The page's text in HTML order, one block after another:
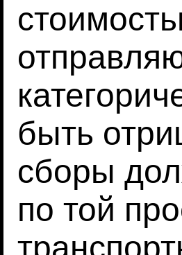
быть
сборы
по той